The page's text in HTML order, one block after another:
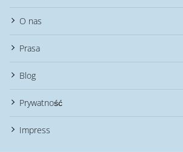
O nas
Prasa
Blog
Prywatność
Impress